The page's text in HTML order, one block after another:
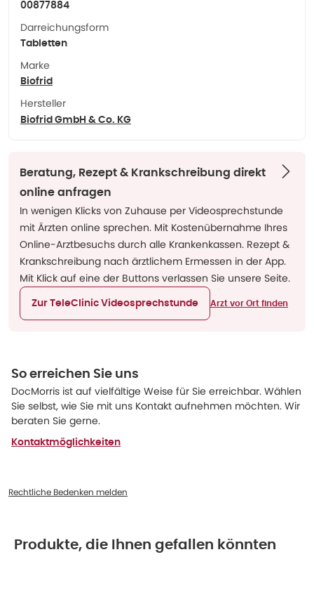
00877884
Darreichungsform
Tabletten
Marke
Biofrid
Hersteller
Biofrid GmbH & Co. KG
Beratung, Rezept & Krankschreibung direkt
online anfragen
In wenigen Klicks von Zuhause per Videosprechstunde
mit Ärzten online sprechen. Mit Kostenübernahme Ihres
Online-Arztbesuchs durch alle Krankenkassen. Rezept &
Krankschreibung nach ärztlichem Ermessen in der App.
Mit Klick auf eine der Buttons verlassen Sie unsere Seite.
Zur TeleClinic Videosprechstunde Arzt vor Ort finden
So erreichen Sie uns
DocMorris ist auf vielfältige Weise für Sie erreichbar. Wählen
Sie selbst, wie Sie mit uns Kontakt aufnehmen möchten. Wir
beraten Sie gerne.
Kontaktmöglichkeiten
Rechtliche Bedenken melden
Produkte, die Ihnen gefallen könnten